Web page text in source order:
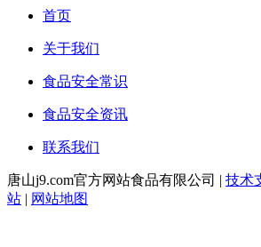
首页
关于我们
食品安全常识
食品安全资讯
联系我们
唐山j9.com官方网站食品有限公司 | 技术
站 | 网站地图